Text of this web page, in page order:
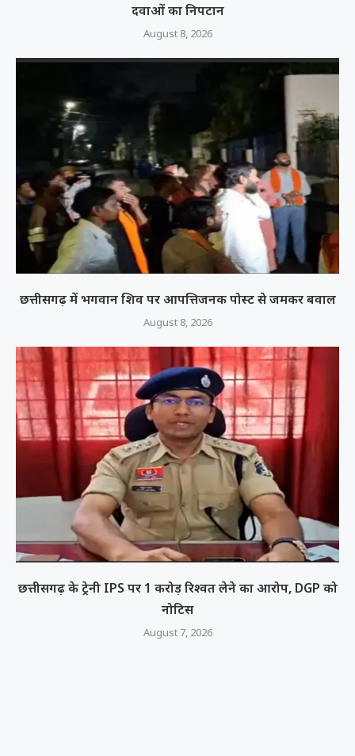
दवाओं का निपटान
August 8, 2026
छत्तीसगढ़ में भगवान शिव पर आपत्तिजनक पोस्ट से जमकर बवाल
August 8, 2026
छत्तीसगढ़ के ट्रेनी IPS पर 1 करोड़ रिश्वत लेने का आरोप, DGP को
नोटिस
August 7, 2026